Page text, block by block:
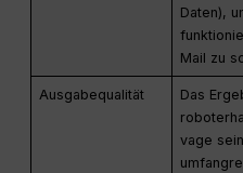
Daten),
Mail zu
Ausgabequalität
Das
vage